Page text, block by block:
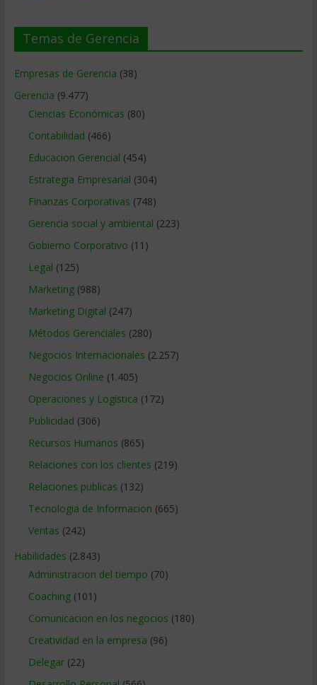
Temas de Gerencia
Empresas de Gerencia (38)
Gerencia (9.477)
Ciencias Económicas (80)
Contabilidad (466)
Educacion Gerencial (454)
Estrategia Empresarial (304)
Finanzas Corporativas (748)
Gerencia social y ambiental (223)
Gobierno Corporativo (11)
Legal (125)
Marketing(988)
Marketing Digital (247)
Métodos Gerenciales (280)
Negocios Internacionales (2.257)
Negocios Online (1.405)
Operaciones y Logística (172)
Publicidad (306)
Recursos Humanos (865)
Relaciones con los clientes (219)
Relaciones publicas (132)
Tecnologia de Informacion (665)
Ventas (242)
Habilidades (2.843)
Administracion del tiempo (70)
Coaching(101)
Comunicacion en los negocios (180)
Creatividad en la empresa (96)
Delegar(22)